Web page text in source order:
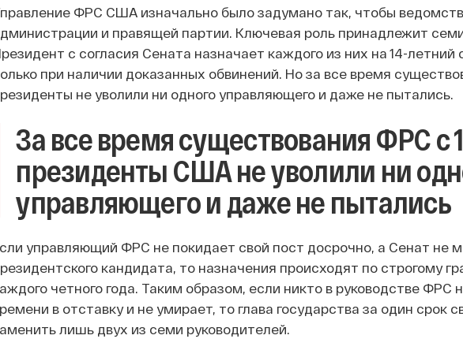
ФРС США изначально было задумано так, чтобы
и правящей партии. Ключевая роль принадлежит
с согласия Сената назначает каждого из них на 14-летний
при наличии доказанных обвинений. Но за все время
не уволили ни одного управляющего и даже не пытались.
За все время существования ФРС с
президенты США не уволили ни
управляющего и даже не пытались
управляющий ФРС не покидает свой пост досрочно, а Сенат не
кандидата, то назначения происходят по строгому
четного года. Таким образом, если никто в руководстве ФРС
в отставку и не умирает, то глава государства за один срок
лишь двух из семи руководителей.